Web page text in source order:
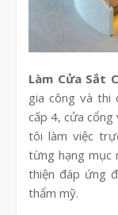
Làm Cửa Sắt
gia công và thi
cấp 4, cửa cổng
tôi làm việc
từng hạng mục
thiện đáp ứng
thẩm mỹ.